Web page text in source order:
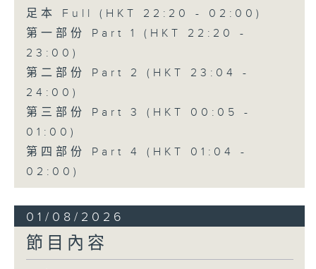
足本 Full (HKT 22:20 - 02:00)
第一部份 Part 1 (HKT 22:20 -
23:00)
第二部份 Part 2 (HKT 23:04 -
24:00)
第三部份 Part 3 (HKT 00:05 -
01:00)
第四部份 Part 4 (HKT 01:04 -
02:00)
01/08/2026
節目內容